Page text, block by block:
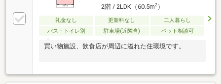
2階 / 2LDK（60.5m2）
礼金なし 更新料なし
二人暮らし
バス・トイレ別
駐車場(近隣含) ペット相談可
買い物施設、飲食店が周辺に溢れた住環境です。